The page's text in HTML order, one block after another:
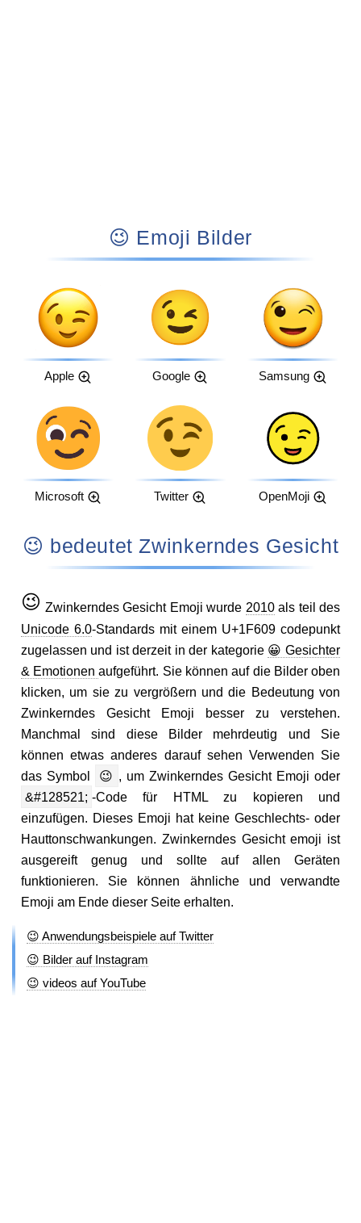
😉 Emoji Bilder
Apple Google Samsung
Microsoft Twitter OpenMoji
😉 bedeutet Zwinkerndes Gesicht
😉 Zwinkerndes Gesicht Emoji wurde 2010als teil des
Unicode 6.0-Standards mit einem U+1F609 codepunkt
zugelassen und ist derzeit in der kategorie 😀 Gesichter
& Emotionenaufgeführt. Sie können auf die Bilder oben
klicken, um sie zu vergrößern und die Bedeutung von
Zwinkerndes Gesicht Emoji besser zu verstehen.
Manchmal sind diese Bilder mehrdeutig und Sie
können etwas anderes darauf sehen Verwenden Sie
das Symbol
😉 , um Zwinkerndes Gesicht Emoji oder
&#128521; -Code für HTML zu kopieren und
einzufügen. Dieses Emoji hat keine Geschlechts- oder
Hauttonschwankungen. Zwinkerndes Gesicht emoji ist
ausgereift genug und sollte auf allen Geräten
funktionieren. Sie können ähnliche und verwandte
Emoji am Ende dieser Seite erhalten.
😉 Anwendungsbeispiele auf Twitter
😉 Bilder auf Instagram
😉 videos auf YouTube